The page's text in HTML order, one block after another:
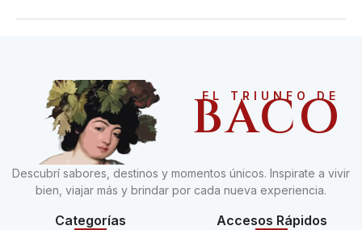
EL TRIUNFO DE
BACO
Descubrí sabores, destinos y momentos únicos. Inspirate a vivir
bien, viajar más y brindar por cada nueva experiencia.
Categorías
Accesos Rápidos